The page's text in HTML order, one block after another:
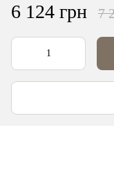
6 124 грн 7